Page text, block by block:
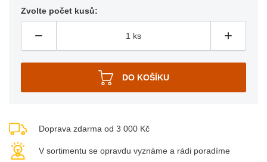
Zvolte počet kusů:
Doprava zdarma od 3 000 Kč
V sortimentu se opravdu vyznáme a rádi poradíme